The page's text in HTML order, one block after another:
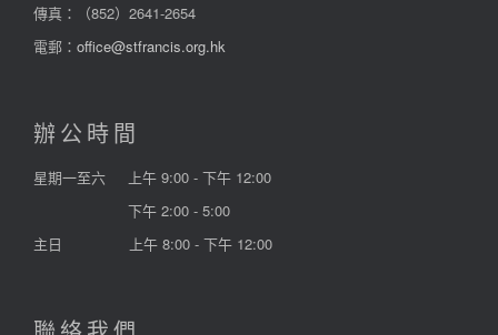
傳真：（852）2641-2654
電郵： office@stfrancis.org.hk
辦公時間
星期一至六
上午 9:00 - 下午 12:00
下午 2:00 - 5:00
主日
上午 8:00 - 下午 12:00